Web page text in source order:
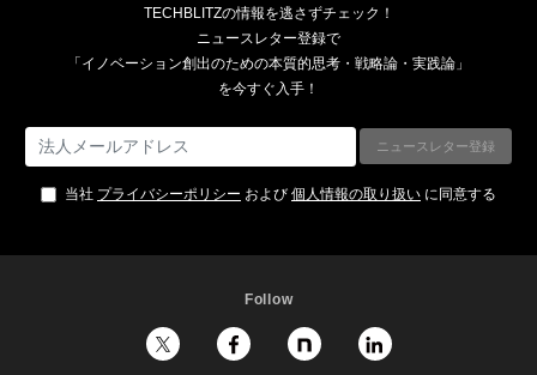
TECHBLITZの情報を逃さずチェック！
ニュースレター登録で
「イノベーション創出のための本質的思考・戦略論・実践論」
を今すぐ入手！
当社 プライバシーポリシー および 個人情報の取り扱い に同意する
Follow